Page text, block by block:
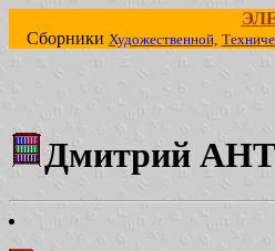
Сборники Художественной,
Дмитрий